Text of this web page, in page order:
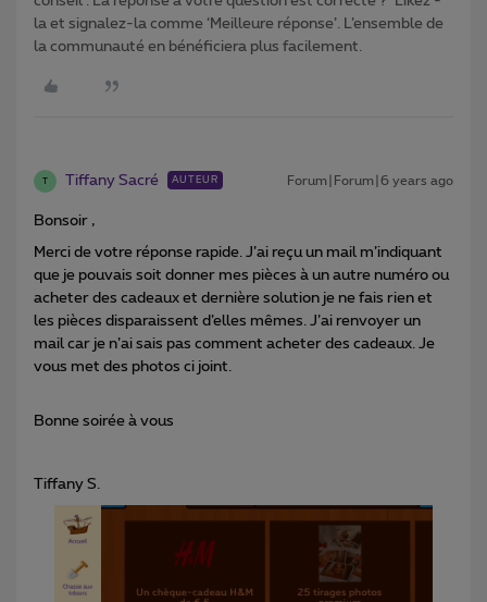
la et signalez-la comme ‘Meilleure réponse’. L’ensemble de
la communauté en bénéficiera plus facilement.
Tiffany Sacré AUTEUR Forum|Forum|6 years ago
Bonsoir ,
Merci de votre réponse rapide. J’ai reçu un mail m’indiquant
que je pouvais soit donner mes pièces à un autre numéro ou
acheter des cadeaux et dernière solution je ne fais rien et
les pièces disparaissent d’elles mêmes. J’ai renvoyer un
mail car je n’ai sais pas comment acheter des cadeaux. Je
vous met des photos ci joint.
Bonne soirée à vous
Tiffany S.